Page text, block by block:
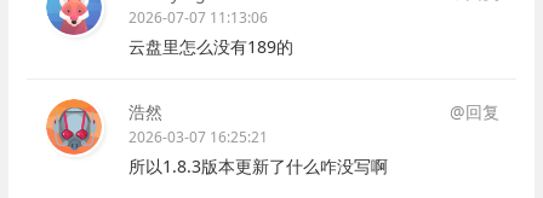
2026-07-07 11:13:06
云盘里怎么没有189的
浩然 @回复
2026-03-07 16:25:21
所以1.8.3版本更新了什么咋没写啊